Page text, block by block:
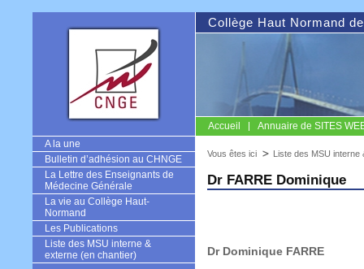
Collège Haut Normand
CNGE
Accueil
Annuaire de SITES
A la une
Bulletin d’adhésion au CHNGE
La Lettre des Enseignants de
Médecine Générale
La vie au Collège Haut-
Normand
Les Publications
Liste des MSU interne &
externe (en chantier)
Vous êtes ici Liste des MSU
Dr FARRE Dominique
Dr Dominique FARRE